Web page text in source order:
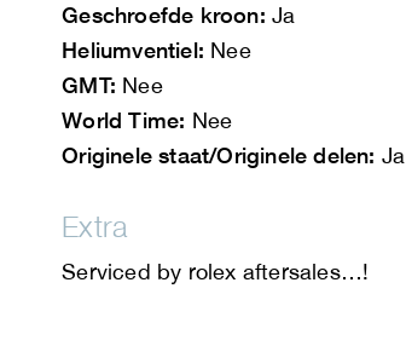
Geschroefde kroon: Ja
Heliumventiel: Nee
GMT: Nee
World Time: Nee
Originele staat/Originele delen: Ja
Extra
Serviced by rolex aftersales…!